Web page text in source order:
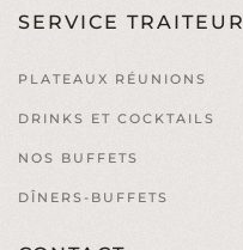
SERVICE TRAITEUR
PLATEAUX RÉUNIONS
DRINKS ET COCKTAILS
NOS BUFFETS
DÎNERS-BUFFETS